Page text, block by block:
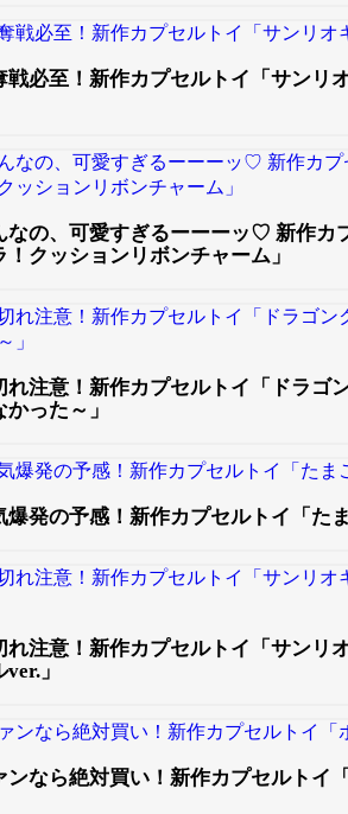
戦必至！新作カプセルトイ「サンリ
なの、可愛すぎるーーーッ♡ 新作カ
！クッションリボンチャーム」
れ注意！新作カプセルトイ「ドラゴ
かった～」
爆発の予感！新作カプセルトイ「た
れ注意！新作カプセルトイ「サンリ
ver.」
ンなら絶対買い！新作カプセルトイ